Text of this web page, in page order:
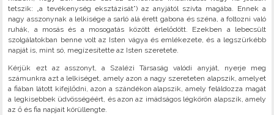
tetszik: „a tevékenység eksztázisát”) az anyjától szívta magába. Ennek a
nagy asszonynak a lelkisége a sarló alá érett gabona és széna, a foltozni való
ruhák, a mosás és a mosogatás között érlelődött. Ezekben a lebecsült
szolgálatokban benne volt az Isten vágya és emlékezete, és a legszürkébb
napját is, mint só, megízesítette az Isten szeretete.
Kérjük ezt az asszonyt, a Szalézi Társaság valódi anyját, nyerje meg
számunkra azt a lelkiséget, amely azon a nagy szereteten alapszik, amelyet
a fiában látott kifejlődni, azon a szándékon alapszik, amely feláldozza magát
a legkisebbek üdvösségéért, és azon az imádságos légkörön alapszik, amely
az ő és fia napjait körüllengte.